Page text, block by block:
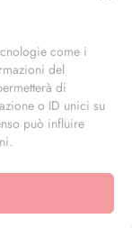
come i
del
di
o ID unici su
può influire